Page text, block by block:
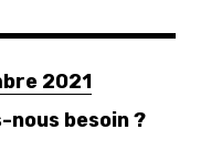
2021
nous besoin ?